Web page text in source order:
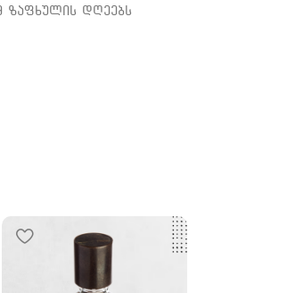
ზაფხულის დღეებს